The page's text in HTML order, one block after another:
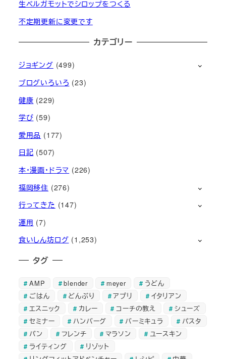
生ベルガモットでシロップをつくる
不定期更新に変更です
カテゴリー
ジョギング (499)
ブログいろいろ (23)
健康 (229)
学び (59)
愛用品 (177)
日記 (507)
本・漫画・ドラマ (226)
福岡移住 (276)
行ってきた (147)
運用 (7)
食いしん坊ログ (1,253)
タグ
AMP blender meyer
うどん
ごはん
どんぶり アプリ
イタリアン
エスニック
カレー コーチの教え
シューズ
セミナー
ハンバーグ バーミキュラ
パスタ
パン
フレンチ マラソン
ユースキン
ライティング
リゾット